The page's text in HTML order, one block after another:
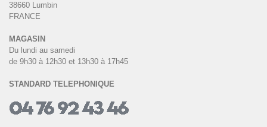
38660 Lumbin
FRANCE
MAGASIN
Du lundi au samedi
de 9h30 à 12h30 et 13h30 à 17h45
STANDARD TELEPHONIQUE